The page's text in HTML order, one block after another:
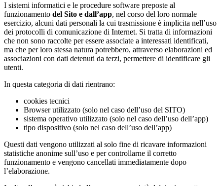
I sistemi informatici e le procedure software preposte al
funzionamento del Sito e dall’app, nel corso del loro normale
esercizio, alcuni dati personali la cui trasmissione è implicita nell’uso
dei protocolli di comunicazione di Internet. Si tratta di informazioni
che non sono raccolte per essere associate a interessati identificati,
ma che per loro stessa natura potrebbero, attraverso elaborazioni ed
associazioni con dati detenuti da terzi, permettere di identificare gli
utenti.
In questa categoria di dati rientrano:
cookies tecnici
Browser utilizzato (solo nel caso dell’uso del SITO)
sistema operativo utilizzato (solo nel caso dell’uso dell’app)
tipo dispositivo (solo nel caso dell’uso dell’app)
Questi dati vengono utilizzati al solo fine di ricavare informazioni
statistiche anonime sull’uso e per controllarne il corretto
funzionamento e vengono cancellati immediatamente dopo
l’elaborazione.